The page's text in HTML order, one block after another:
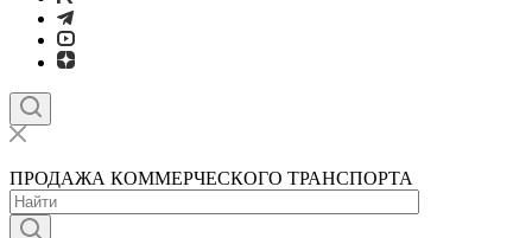
ПРОДАЖА КОММЕРЧЕСКОГО ТРАНСПОРТА